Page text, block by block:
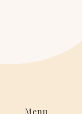
Menu